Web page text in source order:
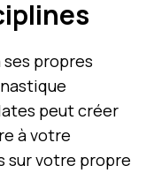
propres
peut créer
à votre
sur votre propre